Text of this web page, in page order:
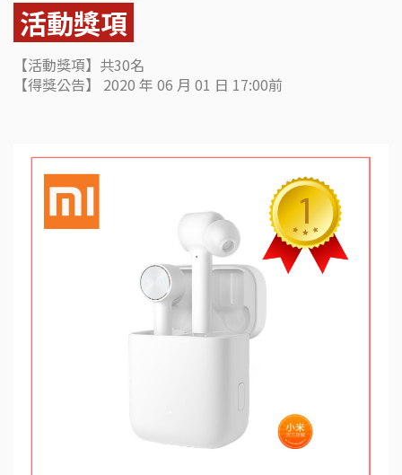
活動獎項
【活動獎項】共30名
【得獎公告】 2020 年 06 月 01 日 17:00前